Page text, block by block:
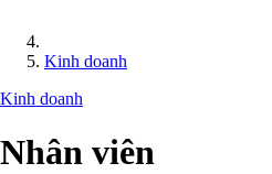
Kinh doanh
Kinh doanh
Nhân viên